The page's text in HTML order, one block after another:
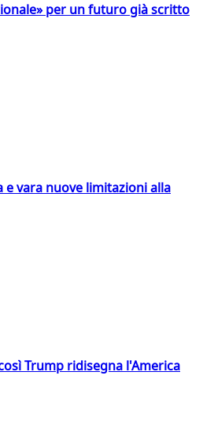
per un futuro già scritto
vara nuove limitazioni alla
Trump ridisegna l'America